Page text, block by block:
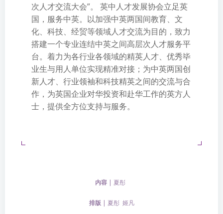
次人才交流大会”。 英中人才发展协会立足英
国，服务中英。以加强中英两国间教育、文
化、科技、经贸等领域人才交流为目的，致力
搭建一个专业连结中英之间高层次人才服务平
台。着力为各行业各领域的精英人才、优秀毕
业生与用人单位实现精准对接；为中英两国创
新人才、行业领袖和科技精英之间的交流与合
作，为英国企业对华投资和赴华工作的英方人
士，提供全方位支持与服务。
内容| 夏彤
排版 | 夏彤 姬凡